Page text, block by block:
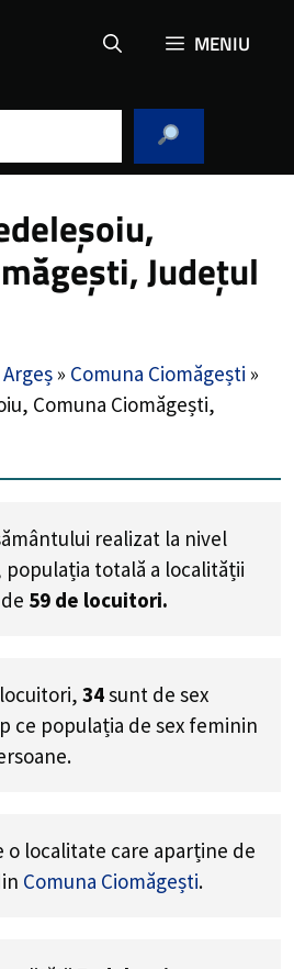
MENIU
Județul
» Comuna Ciomăgești »
Comuna Ciomăgești,
realizat la nivel
populația totală a localității
59 de locuitori.
34sunt de sex
ce populația de sex feminin
o localitate care aparține de
Comuna Ciomăgești.